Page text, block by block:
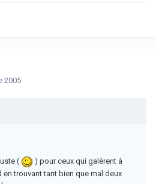
2005
(
) pour ceux qui galèrent à
trouvant tant bien que mal deux